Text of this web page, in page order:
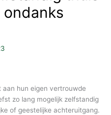
aan hun eigen vertrouwde
zo lang mogelijk zelfstandig
of geestelijke achteruitgang.